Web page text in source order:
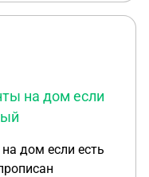
на дом если
дом если есть